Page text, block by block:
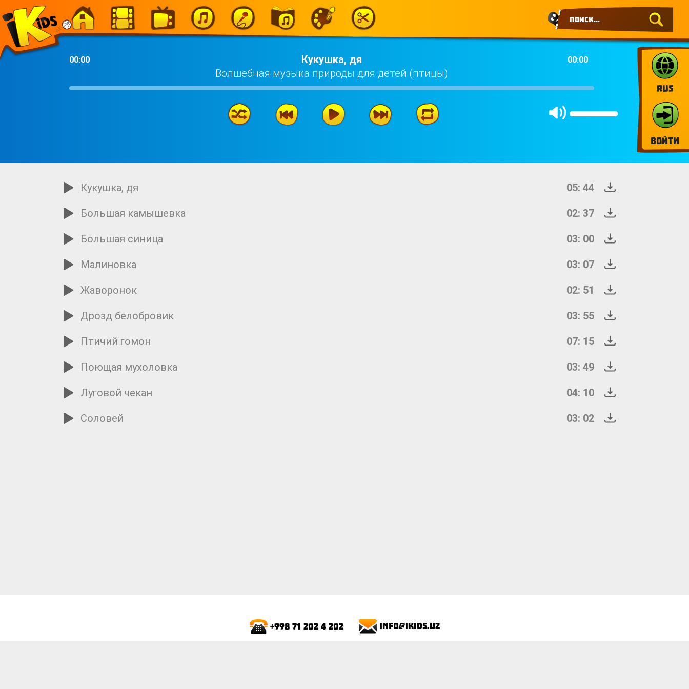
RUS
Войти
00:00
Кукушка, дя
Волшебная музыка природы для детей (птицы)
00:00
Кукушка, дя
05: 44
Большая камышевка
02: 37
Большая синица
03: 00
Малиновка
03: 07
Жаворонок
02: 51
Дрозд белобровик
03: 55
Птичий гомон
07: 15
Поющая мухоловка
03: 49
Луговой чекан
04: 10
Соловей
03: 02
+998 71 202 4 202 info@ikids.uz